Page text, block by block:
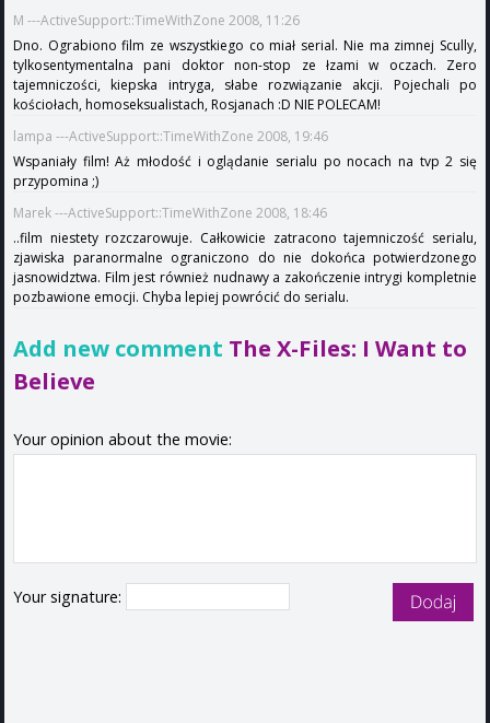
M ---ActiveSupport::TimeWithZone 2008, 11:26
Dno. Ograbiono film ze wszystkiego co miał serial. Nie ma zimnej Scully,
tylkosentymentalna pani doktor non-stop ze łzami w oczach. Zero
tajemniczości, kiepska intryga, słabe rozwiązanie akcji. Pojechali po
kościołach, homoseksualistach, Rosjanach :D NIE POLECAM!
lampa ---ActiveSupport::TimeWithZone 2008, 19:46
Wspaniały film! Aż młodość i oglądanie serialu po nocach na tvp 2 się
przypomina ;)
Marek ---ActiveSupport::TimeWithZone 2008, 18:46
..film niestety rozczarowuje. Całkowicie zatracono tajemniczość serialu,
zjawiska paranormalne ograniczono do nie dokońca potwierdzonego
jasnowidztwa. Film jest również nudnawy a zakończenie intrygi kompletnie
pozbawione emocji. Chyba lepiej powrócić do serialu.
Add new comment The X-Files: I Want to
Believe
Your opinion about the movie:
Your signature: